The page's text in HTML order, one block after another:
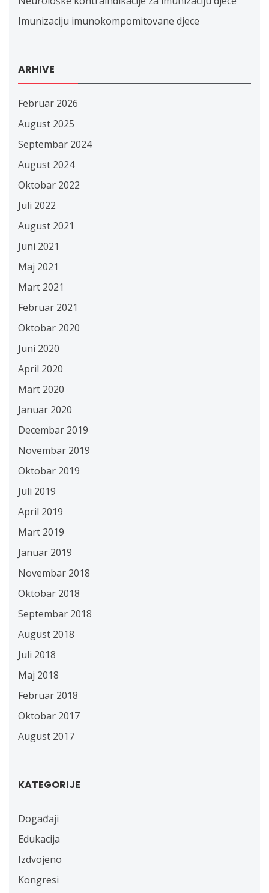
Imunizaciju imunokompomitovane djece
ARHIVE
Februar 2026
August 2025
Septembar 2024
August 2024
Oktobar 2022
Juli 2022
August 2021
Juni 2021
Maj 2021
Mart 2021
Februar 2021
Oktobar 2020
Juni 2020
April 2020
Mart 2020
Januar 2020
Decembar 2019
Novembar 2019
Oktobar 2019
Juli 2019
April 2019
Mart 2019
Januar 2019
Novembar 2018
Oktobar 2018
Septembar 2018
August 2018
Juli 2018
Maj 2018
Februar 2018
Oktobar 2017
August 2017
KATEGORIJE
Događaji
Edukacija
Izdvojeno
Kongresi